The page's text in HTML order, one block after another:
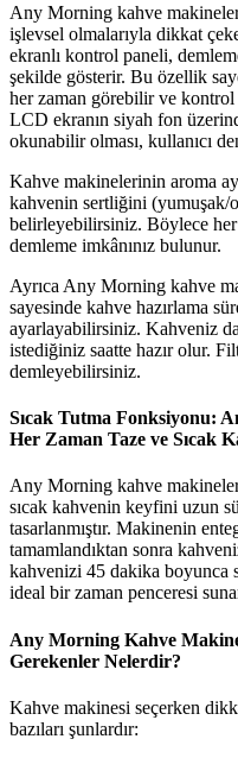
Any Morning kahve
işlevsel olmalarıyla dikkat
ekranlı kontrol paneli,
şekilde gösterir. Bu özellik
her zaman görebilir ve kontrol
LCD ekranın siyah fon
okunabilir olması, kullanıcı
Kahve makinelerinin aroma
kahvenin sertliğini (yumuşak/
belirleyebilirsiniz. Böylece
demleme imkânınız bulunur.
Ayrıca Any Morning kahve
sayesinde kahve hazırlama
ayarlayabilirsiniz. Kahveniz
istediğiniz saatte hazır olur.
demleyebilirsiniz.
Sıcak Tutma Fonksiyonu:
Her Zaman Taze ve Sıcak
Any Morning kahve
sıcak kahvenin keyfini uzun
tasarlanmıştır. Makinenin
tamamlandıktan sonra
kahvenizi 45 dakika boyunca
ideal bir zaman penceresi
Any Morning Kahve
Gerekenler Nelerdir?
Kahve makinesi seçerken
bazıları şunlardır: